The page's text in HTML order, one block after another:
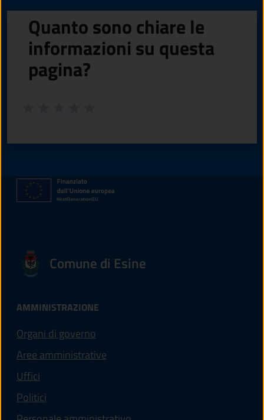
Quanto sono chiare le
informazioni su questa
pagina?
Comune di Esine
AMMINISTRAZIONE
Organi di governo
Aree amministrative
Uffici
Politici